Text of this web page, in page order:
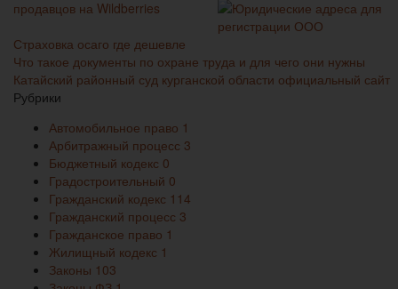
Страховка осаго где дешевле
Что такое документы по охране труда и для чего они нужны
Катайский районный суд курганской области официальный сайт
Рубрики
Автомобильное право 1
Арбитражный процесс 3
Бюджетный кодекс 0
Градостроительный 0
Гражданский кодекс 114
Гражданский процесс 3
Гражданское право 1
Жилищный кодекс 1
Законы 103